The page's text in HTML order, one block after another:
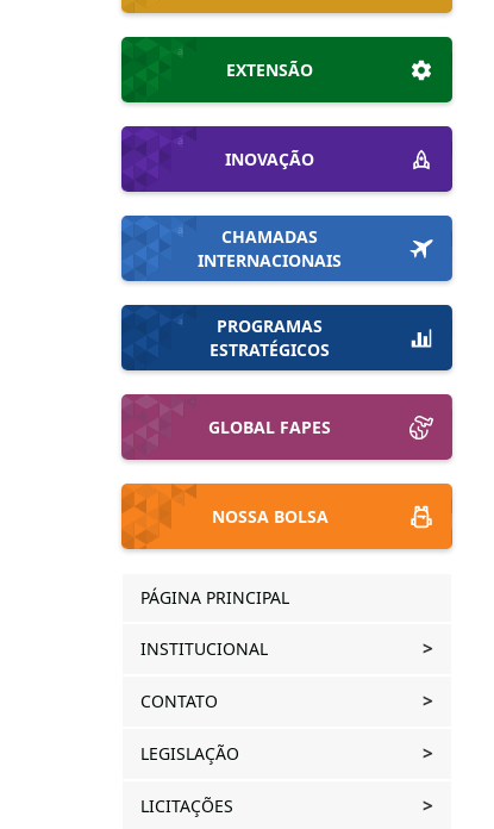
EXTENSÃO
INOVAÇÃO
CHAMADAS
INTERNACIONAIS
PROGRAMAS
ESTRATÉGICOS
GLOBAL FAPES
NOSSA BOLSA
PÁGINA PRINCIPAL
INSTITUCIONAL
CONTATO
LEGISLAÇÃO
LICITAÇÕES